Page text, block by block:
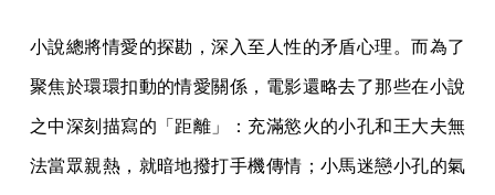
小說總將情愛的探勘，深入至人性的矛盾心理。而為了
聚焦於環環扣動的情愛關係，電影還略去了那些在小說
之中深刻描寫的「距離」：充滿慾火的小孔和王大夫無
法當眾親熱，就暗地撥打手機傳情；小馬迷戀小孔的氣